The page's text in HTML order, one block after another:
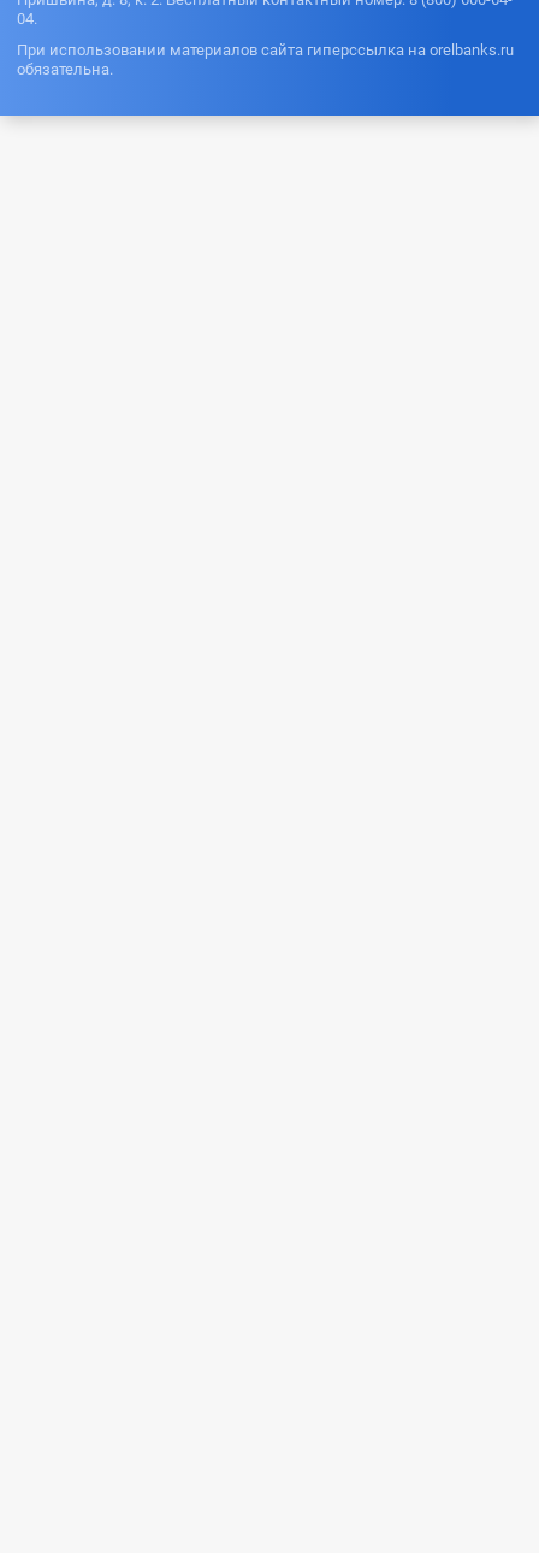
04.
При использовании материалов сайта гиперссылка на orelbanks.ru
обязательна.